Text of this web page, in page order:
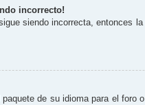
incorrecto!
siendo incorrecta, entonces
de su idioma para el